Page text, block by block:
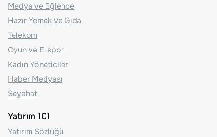
Medya ve Eğlence
Hazır Yemek Ve Gıda
Telekom
Oyun ve E-spor
Kadın Yöneticiler
Haber Medyası
Seyahat
Yatırım 101
Yatırım Sözlüğü